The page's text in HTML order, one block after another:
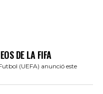
DE LA FIFA
(UEFA) anunció este